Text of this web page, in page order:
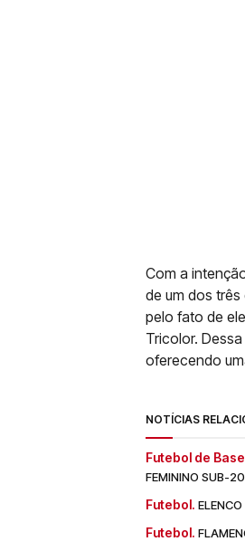
Com a
de um dos
pelo fato de
Tricolor.
oferecendo
NOTÍCIAS
Futebol de
FEMININO SUB-20
Futebol.
Futebol.